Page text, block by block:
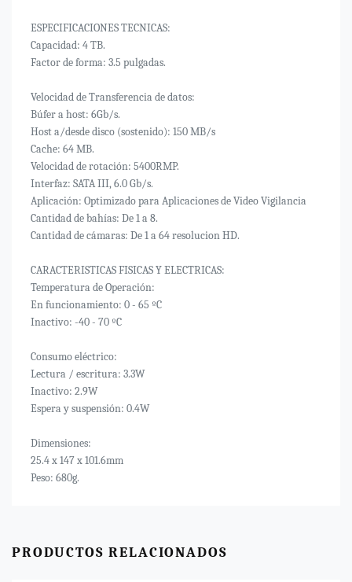
ESPECIFICACIONES TECNICAS:
Capacidad: 4 TB.
Factor de forma: 3.5 pulgadas.
Velocidad de Transferencia de datos:
Búfer a host: 6Gb/s.
Host a/desde disco (sostenido): 150 MB/s
Cache: 64 MB.
Velocidad de rotación: 5400RMP.
Interfaz: SATA III, 6.0 Gb/s.
Aplicación: Optimizado para Aplicaciones de Video Vigilancia
Cantidad de bahías: De 1 a 8.
Cantidad de cámaras: De 1 a 64 resolucion HD.
CARACTERISTICAS FISICAS Y ELECTRICAS:
Temperatura de Operación:
En funcionamiento: 0 - 65 ºC
Inactivo: -40 - 70 ºC
Consumo eléctrico:
Lectura / escritura: 3.3W
Inactivo: 2.9W
Espera y suspensión: 0.4W
Dimensiones:
25.4 x 147 x 101.6mm
Peso: 680g.
PRODUCTOS RELACIONADOS